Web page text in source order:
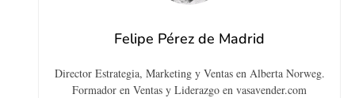
Felipe Pérez de Madrid
Director Estrategia, Marketing y Ventas en Alberta Norweg.
Formador en Ventas y Liderazgo en vasavender.com